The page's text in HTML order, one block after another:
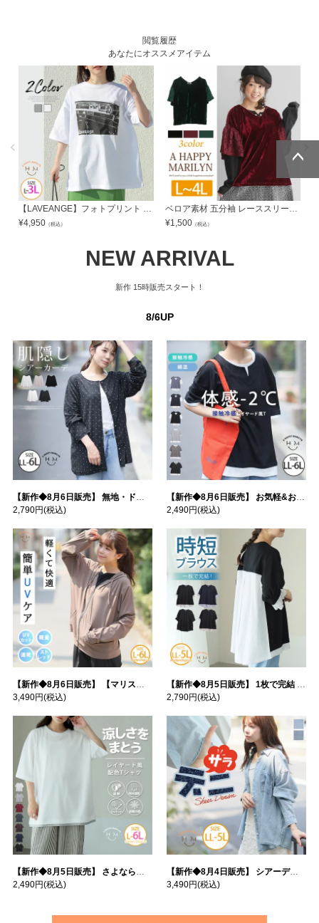
閲覧履歴
あなたにオススメアイテム
¥4,950 （税込）
¥1,500 （税込）
NEW ARRIVAL
新作 15時販売スタート！
8/6UP
【新作◆8月6日販売】 無地・ドット柄から選べる 忍ばせ 活躍 シアー カーデ | 大きいサイズの通販ならハッピーマリリン
2,790円(税込)
【新作◆8月6日販売】 お気軽&お手軽 選べるデザイン 接触冷感 レイヤード風 コットン トップス | 大きいサイズの通販ならハッピーマリリン
2,490円(税込)
【新作◆8月6日販売】 【マリスポーツ】 運動初心者さんのための フード付き パーカー | 大きいサイズの通販ならハッピーマリリン
3,490円(税込)
【新作◆8月5日販売】 1枚で完結 袖口＆バック フハク使い トップス | 大きいサイズの通販ならハッピーマリリン
2,790円(税込)
【新作◆8月5日販売】 さよなら猛暑 涼しさを着る 遮熱 接触冷感 吸水・速乾 五分袖 コンフォートメッシュ 配色レイヤード 風ゆる Tシャツ | 大きいサイズの通販ならハッピーマリリン
2,490円(税込)
【新作◆8月4日販売】 シアーデニムで お洒落に肌隠し | 大きいサイズの通販ならハッピーマリリン
3,490円(税込)
ページトッ
プへ
ページトッ
プへ